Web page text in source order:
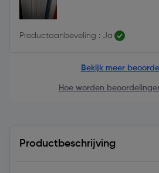
Productaanbeveling : Ja
Bekijk meer
Hoe worden
Productbeschrijving